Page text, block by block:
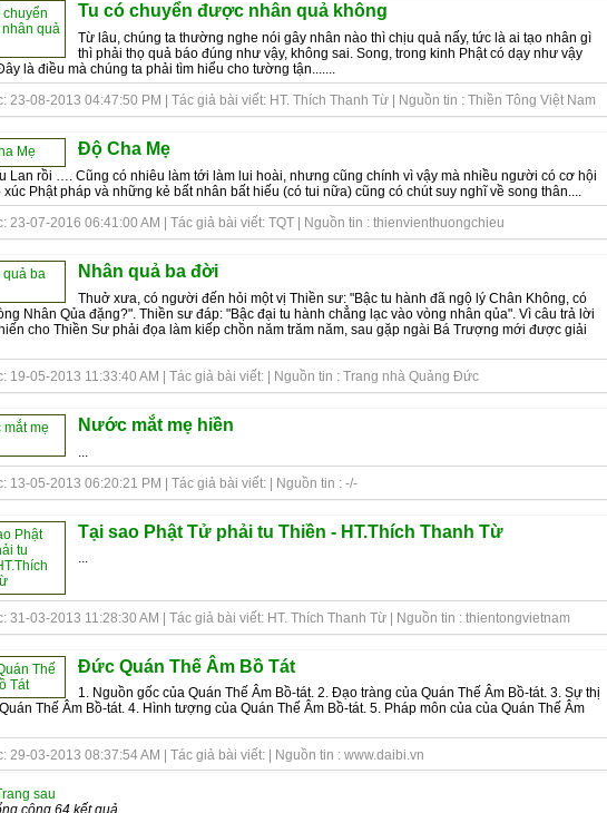
Tu có chuyển được nhân quả không
Từ lâu, chúng ta thường nghe nói gây nhân nào thì chịu quả nấy, tức là ai tạo nhân gì
thì phải thọ quả báo đúng như vậy, không sai. Song, trong kinh Phật có dạy như vậy
là điều mà chúng ta phải tìm hiểu cho tường tận.......
23-08-2013 04:47:50 PM | Tác giả bài viết: HT. Thích Thanh Từ | Nguồn tin : Thiền Tông Việt Nam
Độ Cha Mẹ
Lan rồi …. Cũng có nhiêu làm tới làm lui hoài, nhưng cũng chính vì vậy mà nhiều người có cơ hội
Phật pháp và những kẻ bất nhân bất hiếu (có tui nữa) cũng có chút suy nghĩ về song thân....
23-07-2016 06:41:00 AM | Tác giả bài viết: TQT | Nguồn tin : thienvienthuongchieu
Nhân quả ba đời
Thuở xưa, có người đến hỏi một vị Thiền sư: "Bậc tu hành đã ngộ lý Chân Không, có
Nhân Qủa đặng?". Thiền sư đáp: "Bậc đại tu hành chẳng lạc vào vòng nhân qủa". Vì câu trả lời
cho Thiền Sư phải đọa làm kiếp chồn năm trăm năm, sau gặp ngài Bá Trượng mới được giải
19-05-2013 11:33:40 AM | Tác giả bài viết: | Nguồn tin : Trang nhà Quảng Đức
Nước mắt mẹ hiền
13-05-2013 06:20:21 PM | Tác giả bài viết: | Nguồn tin : -/-
Tại sao Phật Tử phải tu Thiền - HT.Thích Thanh Từ
...
31-03-2013 11:28:30 AM | Tác giả bài viết: HT. Thích Thanh Từ | Nguồn tin : thientongvietnam
Đức Quán Thế Âm Bồ Tát
1. Nguồn gốc của Quán Thế Âm Bồ-tát. 2. Đạo tràng của Quán Thế Âm Bồ-tát. 3. Sự thị
Thế Âm Bồ-tát. 4. Hình tượng của Quán Thế Âm Bồ-tát. 5. Pháp môn của của Quán Thế Âm
29-03-2013 08:37:54 AM | Tác giả bài viết: | Nguồn tin : www.daibi.vn
sau